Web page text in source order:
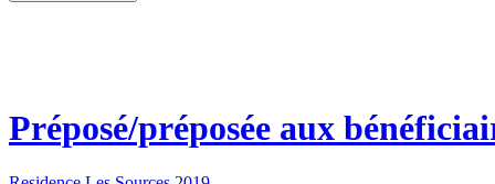
Préposé/préposée aux